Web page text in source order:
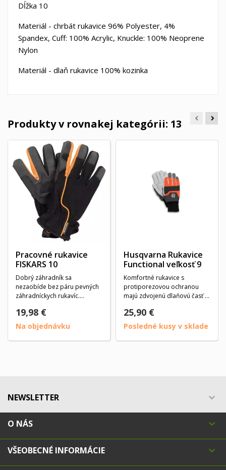
Dĺžka 10
Materiál - chrbát rukavice 96% Polyester, 4%
Spandex, Cuff: 100% Acrylic, Knuckle: 100% Neoprene
Nylon
Materiál - dlaň rukavice 100% kozinka
Produkty v rovnakej kategórii: 13
Pracovné rukavice
FISKARS 10
Dobrý záhradník sa
nezaobíde bez páru pevných
záhradníckych rukavíc.
19,98 €
Na objednávku
Husqvarna Rukavice
Functional veľkosť 9
Komfortné rukavice s
protiporezovou ochranou
majú zdvojenú dlaňovú časť z
25,90 €
Posledné kusy v sklade
NEWSLETTER 
O NÁS 
VŠEOBECNÉ INFORMÁCIE 